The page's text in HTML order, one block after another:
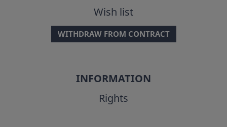
Wish list
WITHDRAW FROM CONTRACT
INFORMATION
Rights